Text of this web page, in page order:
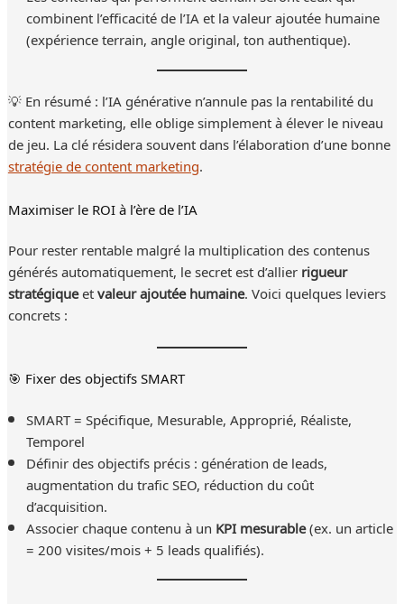
combinent l’efficacité de l’IA et la valeur ajoutée humaine
(expérience terrain, angle original, ton authentique).
💡 En résumé : l’IA générative n’annule pas la rentabilité du
content marketing, elle oblige simplement à élever le niveau
de jeu. La clé résidera souvent dans l’élaboration d’une bonne
stratégie de content marketing.
Maximiser le ROI à l’ère de l’IA
Pour rester rentable malgré la multiplication des contenus
générés automatiquement, le secret est d’allierrigueur
stratégiqueetvaleur ajoutée humaine. Voici quelques leviers
concrets :
🎯 Fixer des objectifs SMART
SMART = Spécifique, Mesurable, Approprié, Réaliste,
Temporel
Définir des objectifs précis : génération de leads,
augmentation du trafic SEO, réduction du coût
d’acquisition.
Associer chaque contenu à un KPI mesurable(ex. un article
= 200 visites/mois + 5 leads qualifiés).